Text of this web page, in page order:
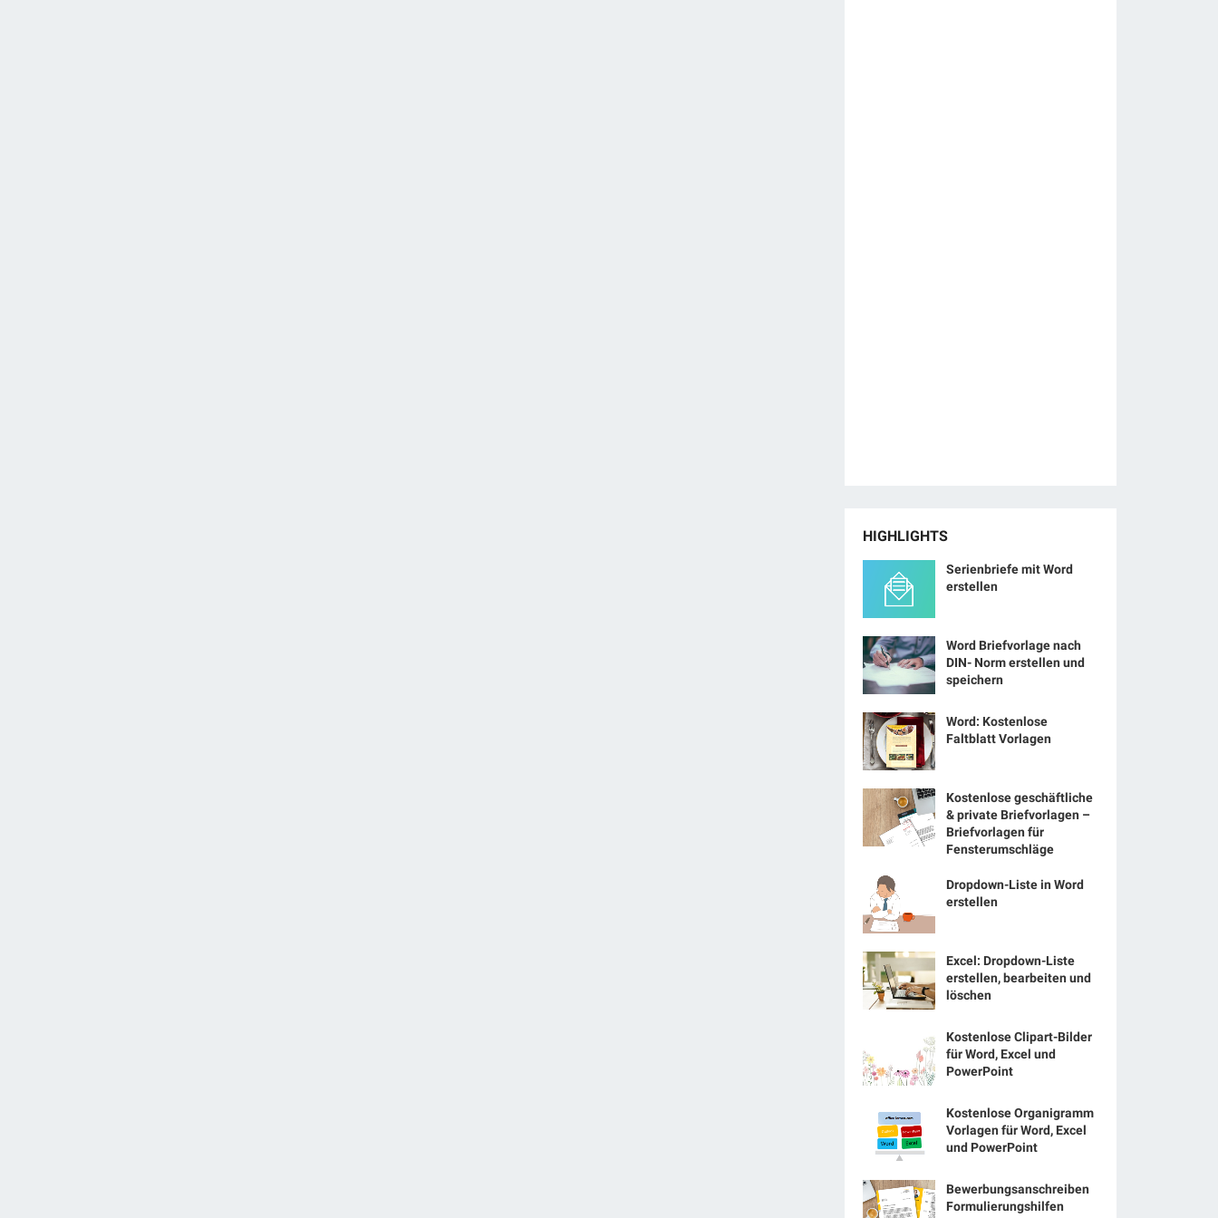
HIGHLIGHTS
Serienbriefe mit Word
erstellen
Word Briefvorlage nach
DIN- Norm erstellen und
speichern
Word: Kostenlose
Faltblatt Vorlagen
Kostenlose geschäftliche
& private Briefvorlagen –
Briefvorlagen für
Fensterumschläge
Dropdown-Liste in Word
erstellen
Excel: Dropdown-Liste
erstellen, bearbeiten und
löschen
Kostenlose Clipart-Bilder
für Word, Excel und
PowerPoint
Kostenlose Organigramm
Vorlagen für Word, Excel
und PowerPoint
Bewerbungsanschreiben
Formulierungshilfen